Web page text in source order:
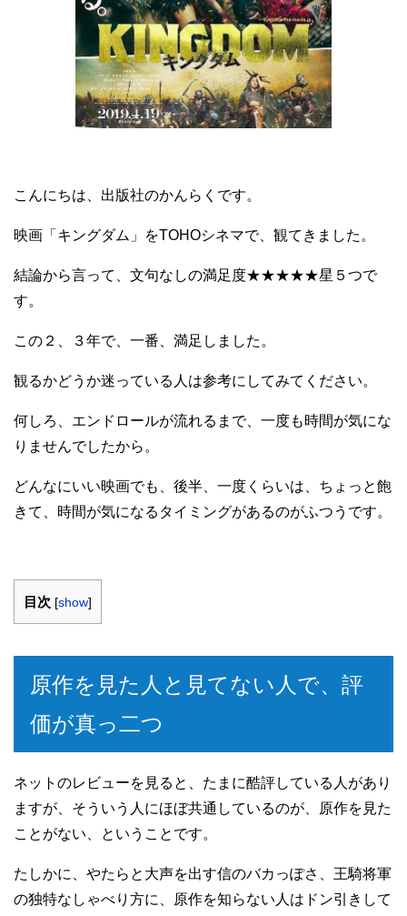
こんにちは、出版社のかんらくです。
映画「キングダム」をTOHOシネマで、観てきました。
結論から言って、文句なしの満足度★★★★★星５つで
す。
この２、３年で、一番、満足しました。
観るかどうか迷っている人は参考にしてみてください。
何しろ、エンドロールが流れるまで、一度も時間が気にな
りませんでしたから。
どんなにいい映画でも、後半、一度くらいは、ちょっと飽
きて、時間が気になるタイミングがあるのがふつうです。
目次 [show]
原作を見た人と見てない人で、評
価が真っ二つ
ネットのレビューを見ると、たまに酷評している人があり
ますが、そういう人にほぼ共通しているのが、原作を見た
ことがない、ということです。
たしかに、やたらと大声を出す信のバカっぽさ、王騎将軍
の独特なしゃべり方に、原作を知らない人はドン引きして